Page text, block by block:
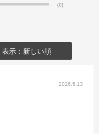
(0)
表示：新しい順
2026.5.13